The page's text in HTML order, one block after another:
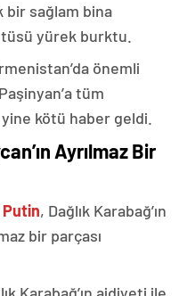
bir sağlam bina
yürek burktu.
önemli
tüm
yine kötü haber geldi.
Ayrılmaz Bir
, Dağlık Karabağ’ın
bir parçası